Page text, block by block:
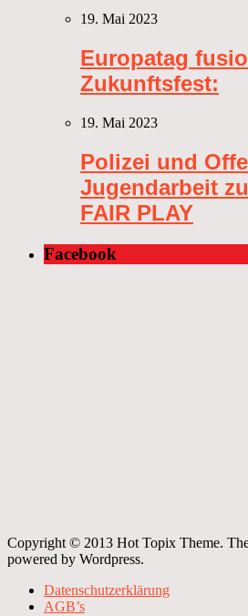
19. Mai 2023
Europatag
Zukunftsfest:
19. Mai 2023
Polizei und
Jugendarbeit
FAIR PLAY
Facebook
Copyright © 2013 Hot Topix Theme.
powered by Wordpress.
Datenschutzerklärung
AGB’s